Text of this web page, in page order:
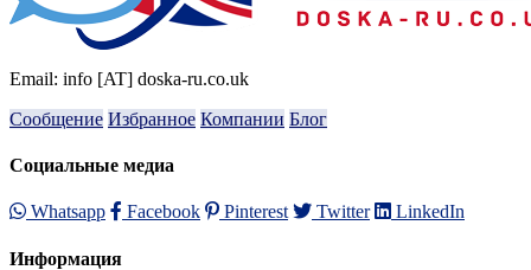
Email: info [AT] doska-ru.co.uk
Сообщение Избранное Компании Блог
Социальные медиа
Whatsapp Facebook Pinterest Twitter LinkedIn
Информация